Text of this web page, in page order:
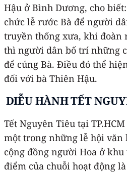
Hậu ở Bình Dương, cho
chức lễ rước Bà để người
truyền thống xưa, khi đoàn
thì người dân bố trí những
để cúng Bà. Điều đó thể
đối với bà Thiên Hậu.
DIỄU HÀNH TẾT
Tết Nguyên Tiêu tại
một trong những lễ hội văn
cộng đồng người Hoa ở khu
điểm của chuỗi hoạt động